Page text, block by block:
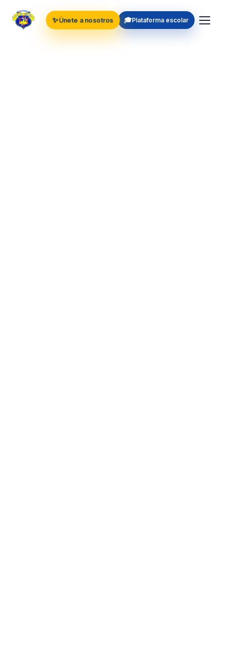
✨Únete a nosotros 🎓Plataforma escolar